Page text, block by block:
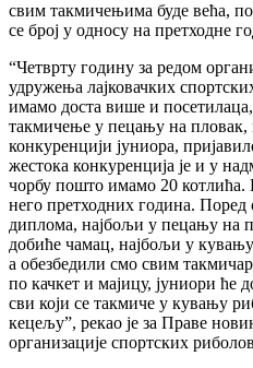
свим такмичењима буде већа,
се број у односу на претходне
“Четврту годину за редом
удружења лајковачких
имамо доста више и
такмичење у пецању на пловак,
конкуренцији јуниора,
жестока конкуренција је и у
чорбу пошто имамо 20 котлића.
него претходних година.
диплома, најбољи у пецању на
добиће чамац, најбољи у
а обезбедили смо свим
по качкет и мајицу, јуниори ће
сви који се такмиче у кувању
кецељу”, рекао је за Праве
организације спортских